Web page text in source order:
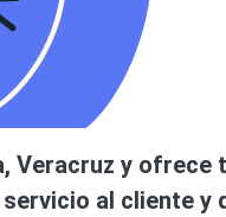
Veracruz y
al cliente y